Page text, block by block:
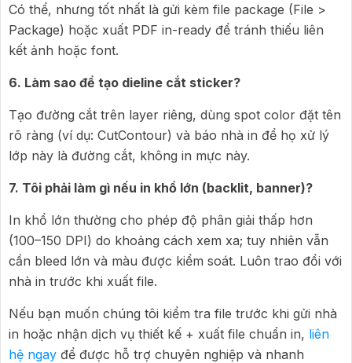
Có thể, nhưng tốt nhất là gửi kèm file package (File >
Package) hoặc xuất PDF in-ready để tránh thiếu liên
kết ảnh hoặc font.
6. Làm sao để tạo dieline cắt sticker?
Tạo đường cắt trên layer riêng, dùng spot color đặt tên
rõ ràng (ví dụ: CutContour) và báo nhà in để họ xử lý
lớp này là đường cắt, không in mực này.
7. Tôi phải làm gì nếu in khổ lớn (backlit, banner)?
In khổ lớn thường cho phép độ phân giải thấp hơn
(100–150 DPI) do khoảng cách xem xa; tuy nhiên vẫn
cần bleed lớn và màu được kiểm soát. Luôn trao đổi với
nhà in trước khi xuất file.
Nếu bạn muốn chúng tôi kiểm tra file trước khi gửi nhà
in hoặc nhận dịch vụ thiết kế + xuất file chuẩn in, liên
hệ ngay để được hỗ trợ chuyên nghiệp và nhanh